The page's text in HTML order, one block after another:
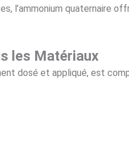
l’ammonium quaternaire
les Matériaux
dosé et appliqué, est